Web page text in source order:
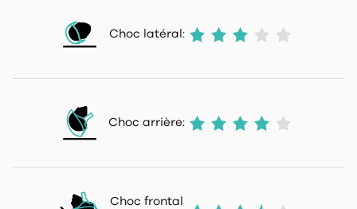
Choc latéral:
Choc arrière:
Choc frontal